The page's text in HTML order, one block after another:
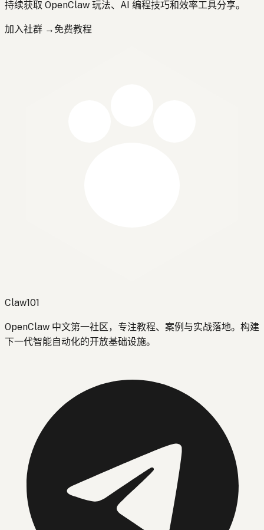
持续获取 OpenClaw 玩法、AI 编程技巧和效率工具分享。
加入社群 → 免费教程
Claw101
OpenClaw 中文第一社区，专注教程、案例与实战落地。构建
下一代智能自动化的开放基础设施。